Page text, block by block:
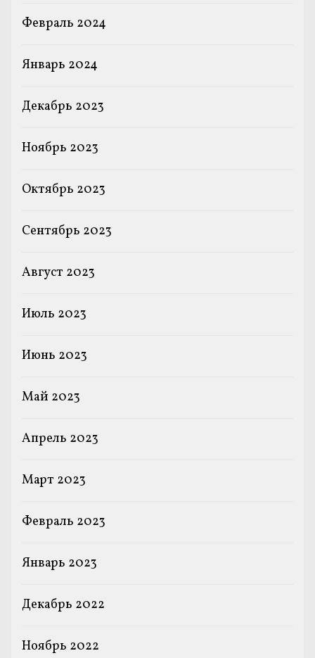
Февраль 2024
Январь 2024
Декабрь 2023
Ноябрь 2023
Октябрь 2023
Сентябрь 2023
Август 2023
Июль 2023
Июнь 2023
Май 2023
Апрель 2023
Март 2023
Февраль 2023
Январь 2023
Декабрь 2022
Ноябрь 2022